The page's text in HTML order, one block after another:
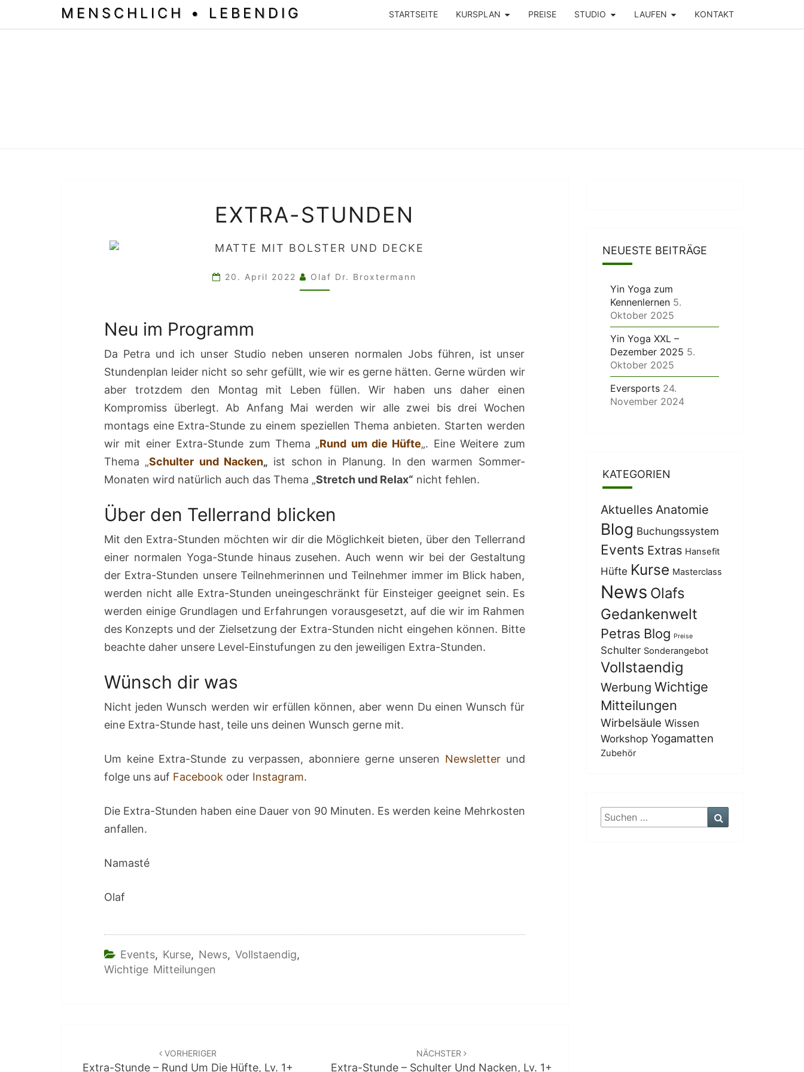
MENSCHLICH • LEBENDIG STARTSEITE KURSPLAN PREISE STUDIO LAUFEN KONTAKT
STUNDEN
EXTRA-STUNDEN
20. April 2022 Olaf Dr. Broxtermann
Neu im Programm
Da Petra und ich unser Studio neben unseren normalen Jobs führen, ist unser
Stundenplan leider nicht so sehr gefüllt, wie wir es gerne hätten. Gerne würden wir
aber trotzdem den Montag mit Leben füllen. Wir haben uns daher einen
Kompromiss überlegt. Ab Anfang Mai werden wir alle zwei bis drei Wochen
montags eine Extra-Stunde zu einem speziellen Thema anbieten. Starten werden
wir mit einer Extra-Stunde zum Thema „Rund um die Hüfte„. Eine Weitere zum
Thema „Schulter und Nacken„ ist schon in Planung. In den warmen Sommer-
Monaten wird natürlich auch das Thema „Stretch und Relax“ nicht fehlen.
Über den Tellerrand blicken
Mit den Extra-Stunden möchten wir dir die Möglichkeit bieten, über den Tellerrand
einer normalen Yoga-Stunde hinaus zusehen. Auch wenn wir bei der Gestaltung
der Extra-Stunden unsere Teilnehmerinnen und Teilnehmer immer im Blick haben,
werden nicht alle Extra-Stunden uneingeschränkt für Einsteiger geeignet sein. Es
werden einige Grundlagen und Erfahrungen vorausgesetzt, auf die wir im Rahmen
des Konzepts und der Zielsetzung der Extra-Stunden nicht eingehen können. Bitte
beachte daher unsere Level-Einstufungen zu den jeweiligen Extra-Stunden.
Wünsch dir was
Nicht jeden Wunsch werden wir erfüllen können, aber wenn Du einen Wunsch für
eine Extra-Stunde hast, teile uns deinen Wunsch gerne mit.
Um keine Extra-Stunde zu verpassen, abonniere gerne unseren Newsletterund
folge uns auf Facebook oder Instagram.
Die Extra-Stunden haben eine Dauer von 90 Minuten. Es werden keine Mehrkosten
anfallen.
Namasté
Olaf
Events, Kurse, News, Vollstaendig,
Wichtige Mitteilungen
VORHERIGER
Extra-Stunde – Rund Um Die Hüfte, Lv. 1+
NÄCHSTER
Extra-Stunde – Schulter Und Nacken, Lv. 1+
NEUESTE BEITRÄGE
Yin Yoga zum
Kennenlernen 5.
Oktober 2025
Yin Yoga XXL –
Dezember 2025 5.
Oktober 2025
Eversports 24.
November 2024
KATEGORIEN
Aktuelles Anatomie
Blog Buchungssystem
Events Extras Hansefit
Hüfte Kurse Masterclass
News Olafs
Gedankenwelt
Petras Blog Preise
Schulter Sonderangebot
Vollstaendig
Werbung Wichtige
Mitteilungen
Wirbelsäule Wissen
Workshop Yogamatten
Zubehör
Suchen
nach: